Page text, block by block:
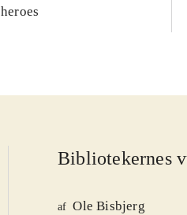
heroes
Bibliotekernes
af Ole Bisbjerg